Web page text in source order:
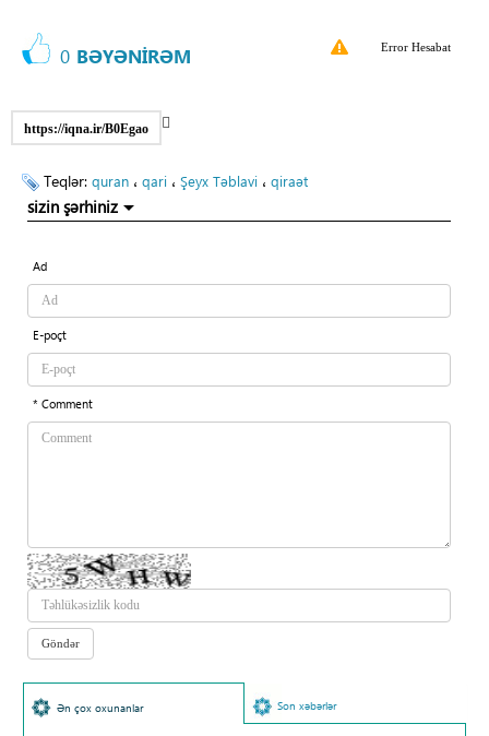
0 BƏYƏNİRƏM Error Hesabat
https://iqna.ir/B0Egao
Teqlər: quran ، qari ، Şeyx Təblavi ، qiraət
sizin şərhiniz
Ad
E-poçt
* Comment
Ən çox oxunanlar Son xəbərlər